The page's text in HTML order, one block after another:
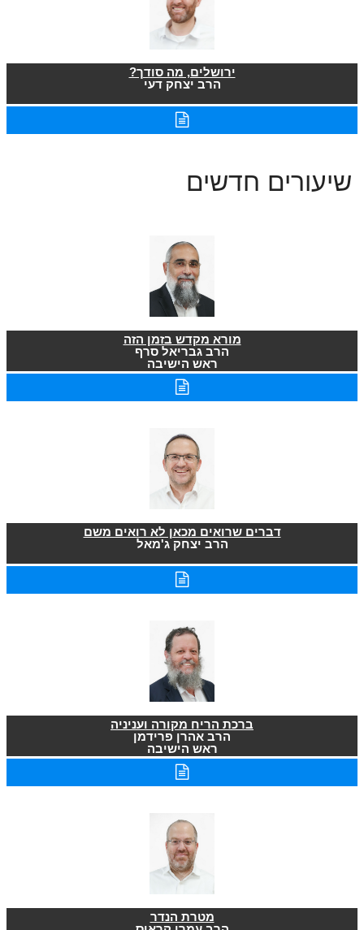
ירושלים, מה סודך?
הרב יצחק דעי
שיעורים חדשים
מורא מקדש בזמן הזה
הרב גבריאל סרף
ראש הישיבה
דברים שרואים מכאן לא רואים משם
הרב יצחק ג'מאל
ברכת הריח מקורה ועניניה
הרב אהרן פרידמן
ראש הישיבה
מטרת הנדר